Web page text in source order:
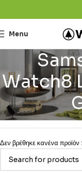
Menu
Watch8
Δεν βρέθηκε κανένα προϊόν